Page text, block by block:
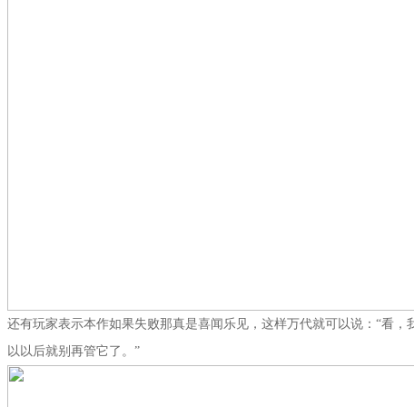
还有玩家表示本作如果失败那真是喜闻乐见，这样万代就可以说：“看
以以后就别再管它了。”